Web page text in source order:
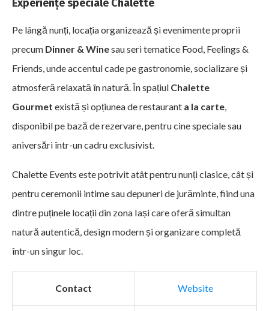
Experiențe speciale Chalette
Pe lângă nunți, locația organizează și evenimente proprii
precum Dinner & Winesau seri tematice Food, Feelings &
Friends, unde accentul cade pe gastronomie, socializare și
atmosferă relaxată în natură. În spațiul Chalette
Gourmet există și opțiunea de restaurant a la carte,
disponibil pe bază de rezervare, pentru cine speciale sau
aniversări într-un cadru exclusivist.
Chalette Events este potrivit atât pentru nunți clasice, cât și
pentru ceremonii intime sau depuneri de jurăminte, fiind una
dintre puținele locații din zona Iași care oferă simultan
natură autentică, design modern și organizare completă
într-un singur loc.
Contact Website